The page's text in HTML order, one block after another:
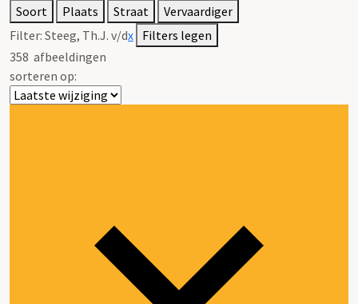
Soort
Plaats Straat
Vervaardiger
Filter: Steeg, Th.J. v/dx Filters legen
358 afbeeldingen
sorteren op: